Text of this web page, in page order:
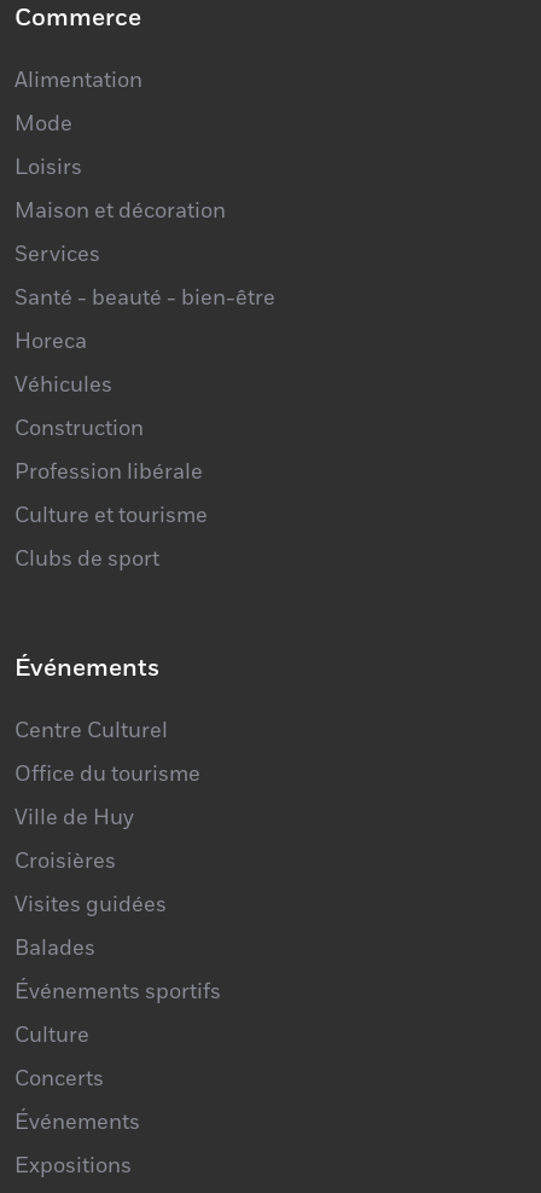
Commerce
Alimentation
Mode
Loisirs
Maison et décoration
Services
Santé - beauté - bien-être
Horeca
Véhicules
Construction
Profession libérale
Culture et tourisme
Clubs de sport
Événements
Centre Culturel
Office du tourisme
Ville de Huy
Croisières
Visites guidées
Balades
Événements sportifs
Culture
Concerts
Événements
Expositions